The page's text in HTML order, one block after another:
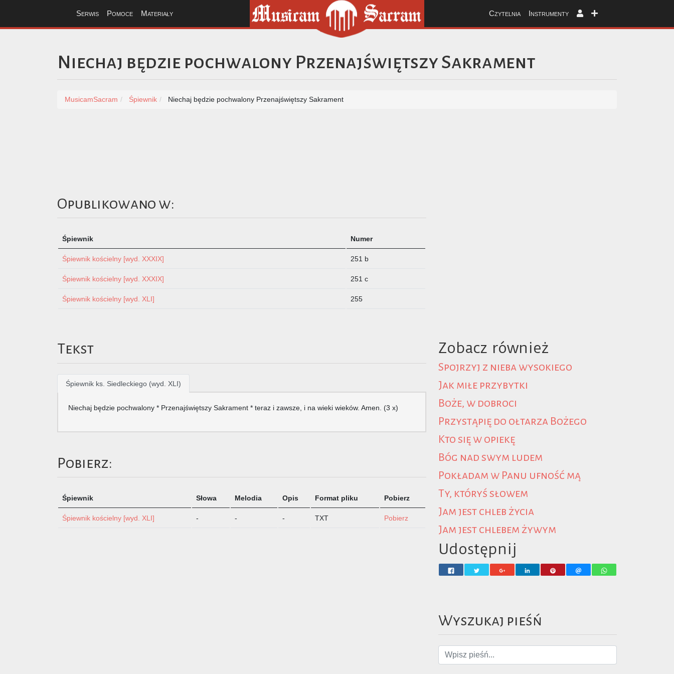
Serwis Pomoce Materiały Czytelnia Instrumenty
Niechaj będzie pochwalony Przenajświętszy Sakrament
MusicamSacram Śpiewnik Niechaj będzie pochwalony Przenajświętszy Sakrament
Opublikowano w:
Śpiewnik Numer
Śpiewnik kościelny [wyd. XXXIX] 251 b
Śpiewnik kościelny [wyd. XXXIX] 251 c
Śpiewnik kościelny [wyd. XLI] 255
Tekst
Śpiewnik ks. Siedleckiego (wyd. XLI)
Niechaj będzie pochwalony * Przenajświętszy Sakrament * teraz i zawsze, i na wieki wieków. Amen. (3 x)
Pobierz:
Śpiewnik Słowa Melodia Opis Format pliku Pobierz
Śpiewnik kościelny [wyd. XLI] - - - TXT Pobierz
Zobacz również
Spojrzyj z nieba wysokiego
Jak miłe przybytki
Boże, w dobroci
Przystąpię do ołtarza Bożego
Kto się w opiekę
Bóg nad swym ludem
Pokładam w Panu ufność mą
Ty, któryś słowem
Jam jest chleb życia
Jam jest chlebem żywym
Udostępnij
Wyszukaj pieśń